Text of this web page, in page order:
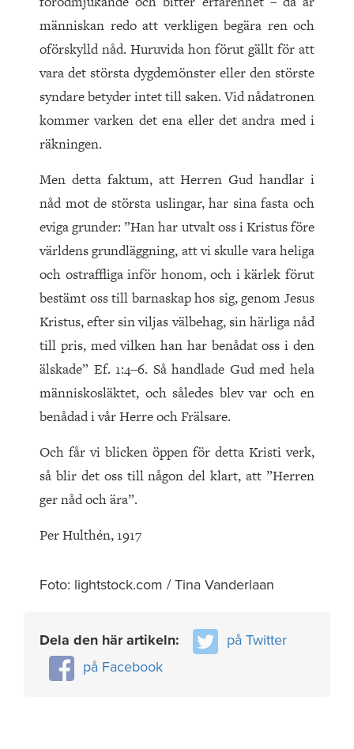
människan redo att verkligen begära ren och
oförskylld nåd. Huruvida hon förut gällt för att
vara det största dygdemönster eller den störste
syndare betyder intet till saken. Vid nådatronen
kommer varken det ena eller det andra med i
räkningen.
Men detta faktum, att Herren Gud handlar i
nåd mot de största uslingar, har sina fasta och
eviga grunder: ”Han har utvalt oss i Kristus före
världens grundläggning, att vi skulle vara heliga
och ostraffliga inför honom, och i kärlek förut
bestämt oss till barnaskap hos sig, genom Jesus
Kristus, efter sin viljas välbehag, sin härliga nåd
till pris, med vilken han har benådat oss i den
älskade” Ef. 1:4‒6. Så handlade Gud med hela
människosläktet, och således blev var och en
benådad i vår Herre och Frälsare.
Och får vi blicken öppen för detta Kristi verk,
så blir det oss till någon del klart, att ”Herren
ger nåd och ära”.
Per Hulthén, 1917
Foto: lightstock.com / Tina Vanderlaan
Dela den här artikeln:
på Twitter
på Facebook